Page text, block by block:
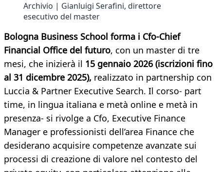
Archivio | Gianluigi Serafini, direttore
esecutivo del master
Bologna Business School forma i Cfo-Chief
Financial Office del futuro, con un master di tre
mesi, che inizierà il 15 gennaio 2026 (iscrizioni fino
al 31 dicembre 2025), realizzato in partnership con
Luccia & Partner Executive Search. Il corso- part
time, in lingua italiana e metà online e metà in
presenza- si rivolge a Cfo, Executive Finance
Manager e professionisti dell’area Finance che
desiderano acquisire competenze avanzate sui
processi di creazione di valore nel contesto del